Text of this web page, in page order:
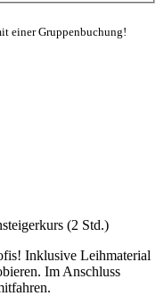
einer Gruppenbuchung!
(2 Std.)
Inklusive Leihmaterial
Im Anschluss